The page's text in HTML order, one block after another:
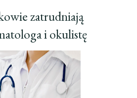
zatrudniają
i okulistę